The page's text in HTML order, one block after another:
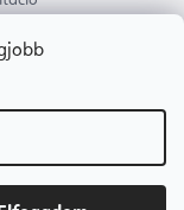
beállítások szerkesztése